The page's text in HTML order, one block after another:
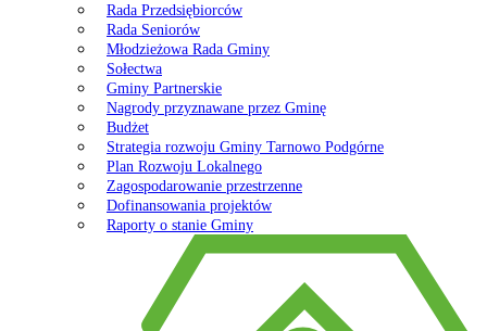
Rada Przedsiębiorców
Rada Seniorów
Młodzieżowa Rada Gminy
Sołectwa
Gminy Partnerskie
Nagrody przyznawane przez Gminę
Budżet
Strategia rozwoju Gminy Tarnowo Podgórne
Plan Rozwoju Lokalnego
Zagospodarowanie przestrzenne
Dofinansowania projektów
Raporty o stanie Gminy